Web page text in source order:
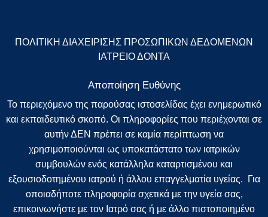
ΠΟΛΙΤΙΚΗ ΔΙΑΧΕΙΡΙΣΗΣ ΠΡΟΣΩΠΙΚΩΝ ΔΕΔΟΜΕΝΩΝ
ΙΑΤΡΕΙΟ ΔΟΝΤΑ
Αποποίηση Ευθύνης
Το περιεχόμενο της παρούσας ιστοσελίδας έχει ενημερωτικό
και εκπαιδευτικό σκοπό. Οι πληροφορίες που περιέχονται σε
αυτήν ΔΕΝ πρέπει σε καμία περίπτωση να
χρησιμοποιούνται ως υποκατάστατο των ιατρικών
συμβουλών ενός κατάλληλα καταρτισμένου και
εξουσιοδοτημένου ιατρού ή άλλου επαγγελματία υγείας. Για
οποιαδήποτε πληροφορία σχετικά με την υγεία σας,
επικοινωνήστε με τον Ιατρό σας ή με άλλο πιστοποιημένο